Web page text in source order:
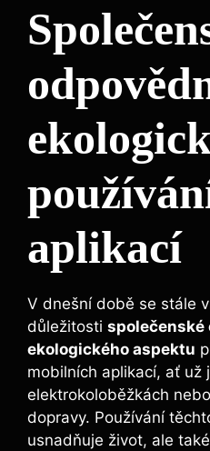
aplikací
V dnešní době se stále
důležitosti společenské
ekologického aspektu
mobilních aplikací, ať už
elektrokoloběžkách
dopravy. Používání
usnadňuje život, ale